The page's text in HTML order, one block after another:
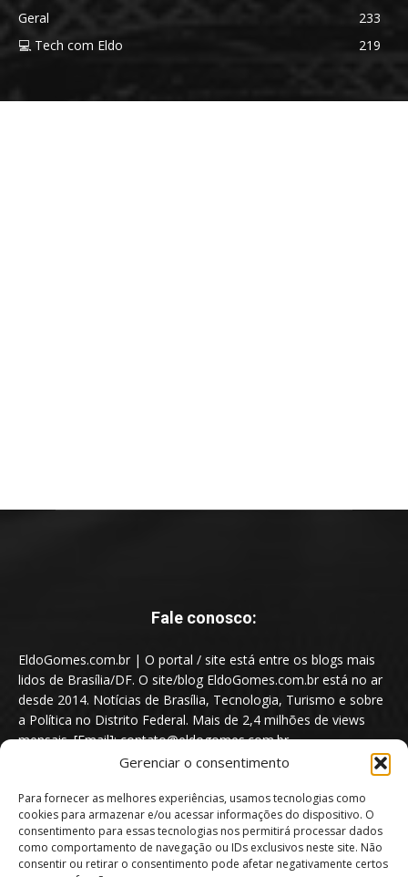
Gerenciar o consentimento
Para fornecer as melhores experiências, usamos tecnologias como
cookies para armazenar e/ou acessar informações do dispositivo. O
consentimento para essas tecnologias nos permitirá processar dados
como comportamento de navegação ou IDs exclusivos neste site. Não
consentir ou retirar o consentimento pode afetar negativamente certos
Geral
233
💻 Tech com Eldo
219
Fale conosco:
EldoGomes.com.br | O portal / site está entre os blogs mais
lidos de Brasília/DF. O site/blog EldoGomes.com.br está no ar
desde 2014. Notícias de Brasília, Tecnologia, Turismo e sobre
a Política no Distrito Federal. Mais de 2,4 milhões de views
mensais. [Email]: contato@eldogomes.com.br